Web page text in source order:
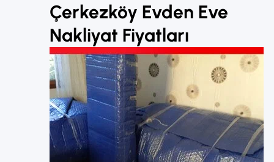
Çerkezköy Evden Eve
Nakliyat Fiyatları